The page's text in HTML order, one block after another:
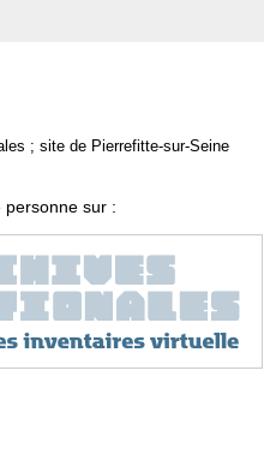
; site de Pierrefitte-sur-Seine
personne sur :